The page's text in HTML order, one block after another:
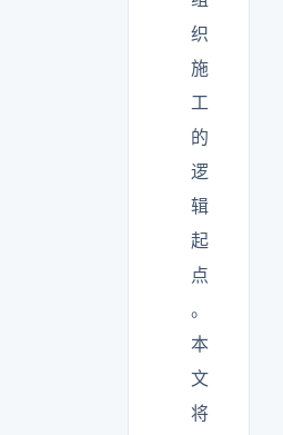
织
施
工
的
逻
辑
起
点
。
本
文
将